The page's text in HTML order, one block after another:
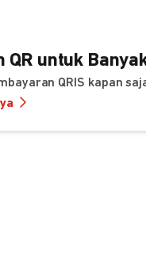
QR untuk
QRIS kapan